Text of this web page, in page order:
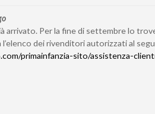
arrivato. Per la fine di settembre lo
dei rivenditori autorizzati al
primainfanzia-sito/assistenza-